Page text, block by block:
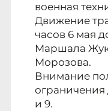
военная
Движение
часов 6 мая
Маршала
Морозова.
Внимание
ограничения
и 9.